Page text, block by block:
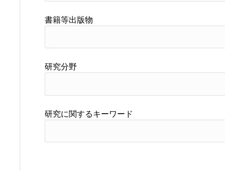
書籍等出版物
研究分野
研究に関するキーワード